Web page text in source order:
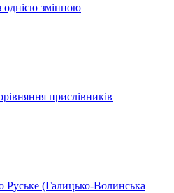
однією змінною
прислівників
Руське (Галицько-Волинська